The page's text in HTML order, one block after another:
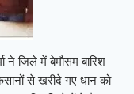
ने जिले में बेमौसम बारिश
से खरीदे गए धान को